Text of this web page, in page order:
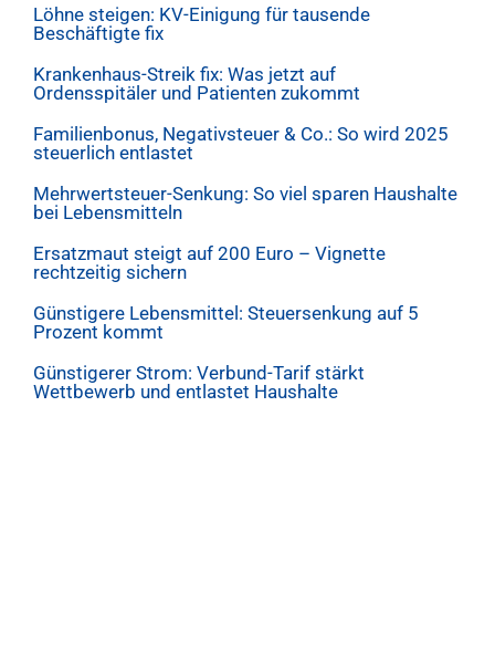
Löhne steigen: KV-Einigung für tausende
Beschäftigte fix
Krankenhaus-Streik fix: Was jetzt auf
Ordensspitäler und Patienten zukommt
Familienbonus, Negativsteuer & Co.: So wird 2025
steuerlich entlastet
Mehrwertsteuer-Senkung: So viel sparen Haushalte
bei Lebensmitteln
Ersatzmaut steigt auf 200 Euro – Vignette
rechtzeitig sichern
Günstigere Lebensmittel: Steuersenkung auf 5
Prozent kommt
Günstigerer Strom: Verbund-Tarif stärkt
Wettbewerb und entlastet Haushalte